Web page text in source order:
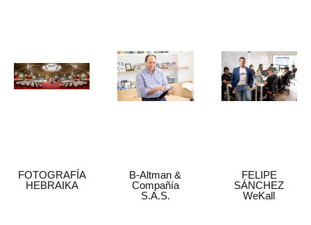
FOTOGRAFÍA
HEBRAIKA
B-Altman &
Compañía
S.A.S.
FELIPE
SÁNCHEZ
WeKall